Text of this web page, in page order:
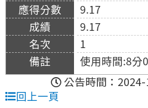
9.17
9.17
1
使用時間:8分
公告時間：
回上一頁